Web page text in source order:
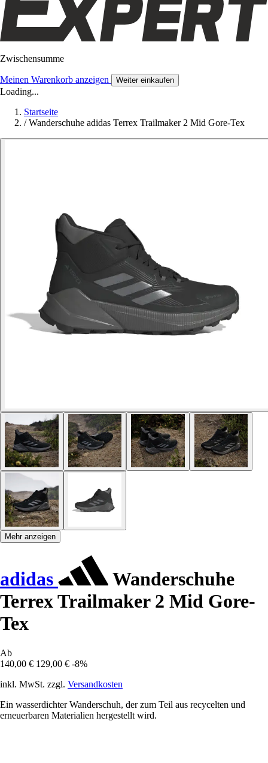
Zwischensumme
Meinen Warenkorb anzeigen Weiter einkaufen
Loading...
Startseite
/ Wanderschuhe adidas Terrex Trailmaker 2 Mid Gore-Tex
Mehr anzeigen
adidas
Wanderschuhe
Terrex Trailmaker 2 Mid Gore-
Tex
Ab
140,00 € 129,00 € -8%
inkl. MwSt. zzgl. Versandkosten
Ein wasserdichter Wanderschuh, der zum Teil aus recycelten und
erneuerbaren Materialien hergestellt wird.